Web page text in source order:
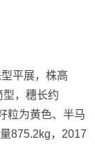
平展，株高
，穗长约
粒为黄色、半马
875.2kg，2017